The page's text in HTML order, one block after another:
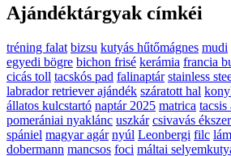
Ajándéktárgyak címkéi
tréning falat bizsu kutyás hűtőmágnes mudi
egyedi bögre bichon frisé kerámia francia
cicás toll tacskós pad falinaptár stainless
labrador retriever ajándék száratott hal
állatos kulcstartó naptár 2025 matrica tacsis
pomerániai nyaklánc uszkár csivavás ékszer
spániel magyar agár nyúl Leonbergi filc
dobermann mancsos foci máltai